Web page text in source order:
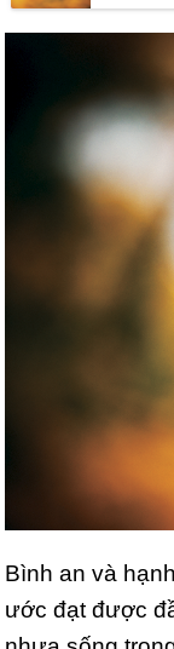
Bình an và
ước đạt được